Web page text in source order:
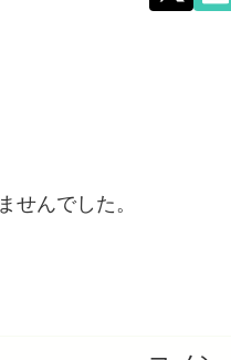
せんでした。